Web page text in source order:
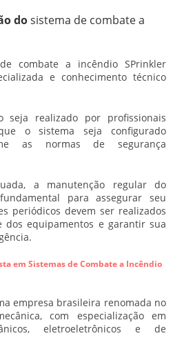
dosistema de combate a
combate a incêndio SPrinkler
e conhecimento técnico
seja realizado por profissionais
o sistema seja configurado
as normas de segurança
a manutenção regular do
para assegurar seu
periódicos devem ser realizados
equipamentos e garantir sua
em Sistemas de Combate a Incêndio
empresa brasileira renomada no
com especialização em
eletroeletrônicos e de